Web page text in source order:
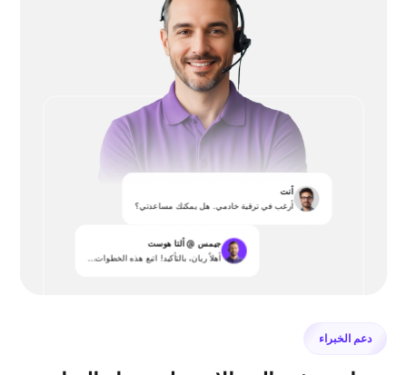
أنت
أرغب في ترقية خادمي. هل يمكنك مساعدتي؟
جيمس @ ألتا هوست
أهلاً ريان، بالتأكيد! اتبع هذه الخطوات...
دعم الخبراء